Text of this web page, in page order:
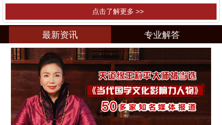
点击了解更多 >>
最新资讯 专业解答